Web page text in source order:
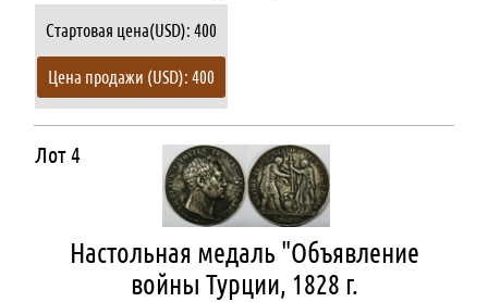
Стартовая цена(USD): 400
Цена продажи (USD): 400
Лот 4
Настольная медаль "Объявление
войны Турции, 1828 г.